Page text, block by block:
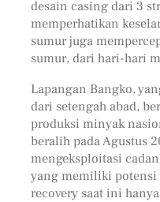
desain casing dari 3
memperhatikan
sumur juga
sumur, dari hari-hari
Lapangan Bangko,
dari setengah abad,
produksi minyak
beralih pada Agustus
mengeksploitasi
yang memiliki
recovery saat ini